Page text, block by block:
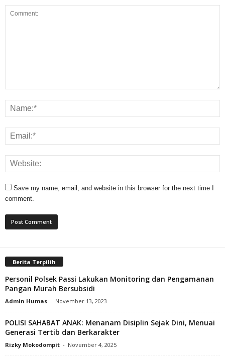
Save my name, email, and website in this browser for the next time I
comment.
Berita Terpilih
Personil Polsek Passi Lakukan Monitoring dan Pengamanan
Pangan Murah Bersubsidi
Admin Humas - November 13, 2023
POLISI SAHABAT ANAK: Menanam Disiplin Sejak Dini, Menuai
Generasi Tertib dan Berkarakter
Rizky Mokodompit - November 4, 2025